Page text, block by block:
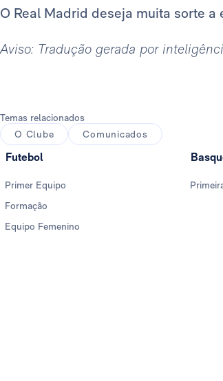
O Real Madrid deseja muita sorte
Aviso: Tradução gerada por
Temas relacionados
O Clube
Comunicados
Futebol
Primer Equipo
Formação
Equipo Femenino